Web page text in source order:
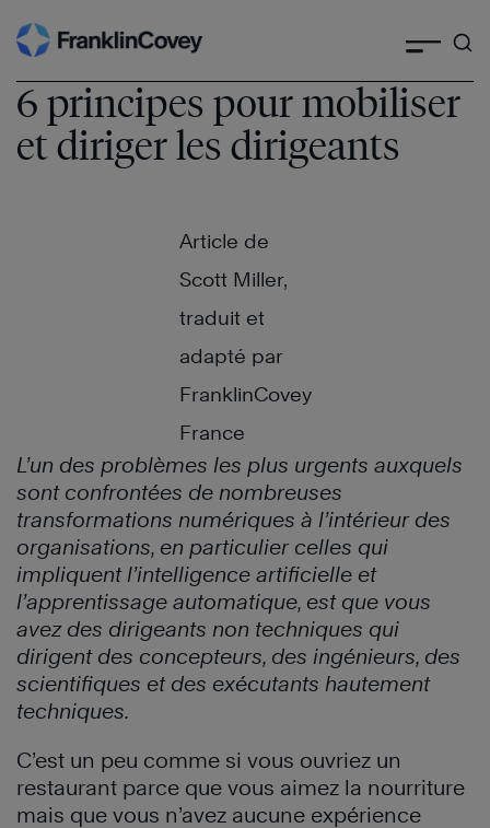
Skip
to
content
6 principes pour mobiliser
et diriger les dirigeants
Article de
Scott Miller,
traduit et
adapté par
FranklinCovey
France
L’un des problèmes les plus urgents auxquels
sont confrontées de nombreuses
transformations numériques à l’intérieur des
organisations, en particulier celles qui
impliquent l’intelligence artificielle et
l’apprentissage automatique, est que vous
avez des dirigeants non techniques qui
dirigent des concepteurs, des ingénieurs, des
scientifiques et des exécutants hautement
techniques.
C’est un peu comme si vous ouvriez un
restaurant parce que vous aimez la nourriture
mais que vous n’avez aucune expérience